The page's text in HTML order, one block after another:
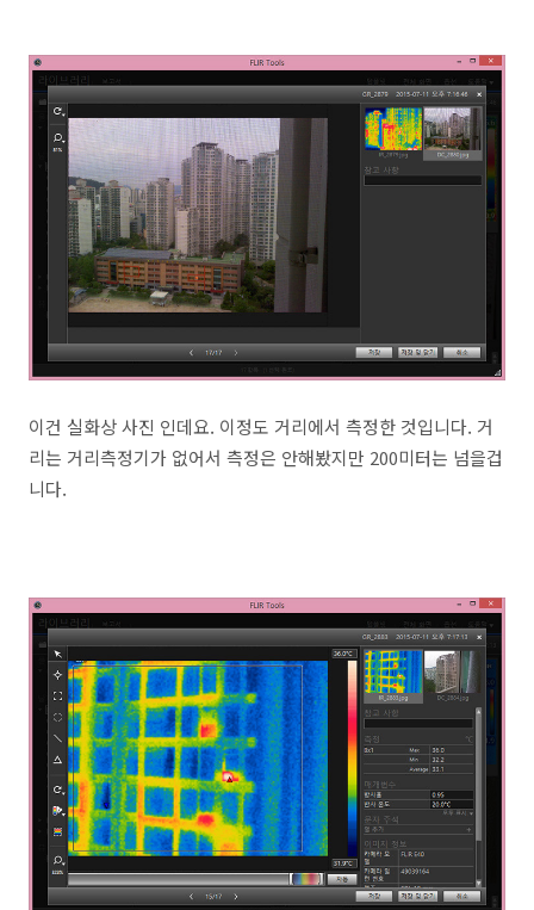
이건 실화상 사진 인데요. 이정도 거리에서 측정한 것입니다. 거
리는 거리측정기가 없어서 측정은 안해봤지만 200미터는 넘을겁
니다.